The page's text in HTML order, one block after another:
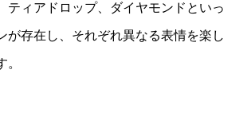
ティアドロップ、ダイヤモンドといっ
が存在し、それぞれ異なる表情を楽し